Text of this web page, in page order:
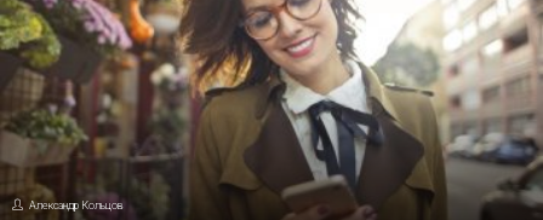
Александр Кольцов